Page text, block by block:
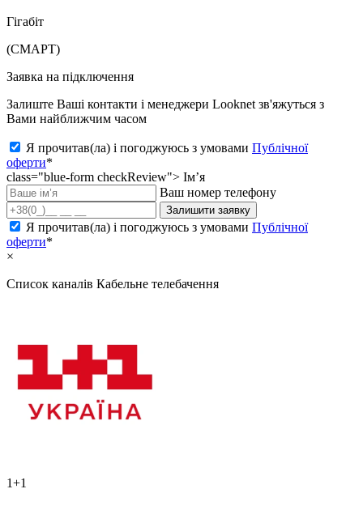
Гігабіт
(СМАРТ)
Заявка на підключення
Залиште Ваші контакти і менеджери Looknet зв'яжуться з
Вами найближчим часом
Я прочитав(ла) і погоджуюсь з умовами Публічної
оферти*
class="blue-form checkReview"> Ім’я
Ваш номер телефону
Залишити заявку
Я прочитав(ла) і погоджуюсь з умовами Публічної
оферти*
×
Список каналів Кабельне телебачення
1+1